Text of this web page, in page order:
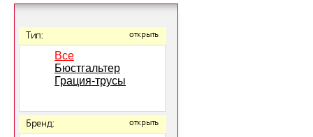
Тип: открыть
Все
Бюстгальтер
Грация-трусы
Бренд: открыть